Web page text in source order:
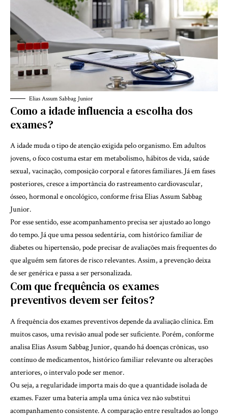
Elias Assum Sabbag Junior
Como a idade influencia a escolha dos
exames?
A idade muda o tipo de atenção exigida pelo organismo. Em adultos
jovens, o foco costuma estar em metabolismo, hábitos de vida, saúde
sexual, vacinação, composição corporal e fatores familiares. Já em fases
posteriores, cresce a importância do rastreamento cardiovascular,
ósseo, hormonal e oncológico, conforme frisa Elias Assum Sabbag
Junior.
Por esse sentido, esse acompanhamento precisa ser ajustado ao longo
do tempo. Já que uma pessoa sedentária, com histórico familiar de
diabetes ou hipertensão, pode precisar de avaliações mais frequentes do
que alguém sem fatores de risco relevantes. Assim, a prevenção deixa
de ser genérica e passa a ser personalizada.
Com que frequência os exames
preventivos devem ser feitos?
A frequência dos exames preventivos depende da avaliação clínica. Em
muitos casos, uma revisão anual pode ser suficiente. Porém, conforme
analisa Elias Assum Sabbag Junior, quando há doenças crônicas, uso
contínuo de medicamentos, histórico familiar relevante ou alterações
anteriores, o intervalo pode ser menor.
Ou seja, a regularidade importa mais do que a quantidade isolada de
exames. Fazer uma bateria ampla uma única vez não substitui
acompanhamento consistente. A comparação entre resultados ao longo